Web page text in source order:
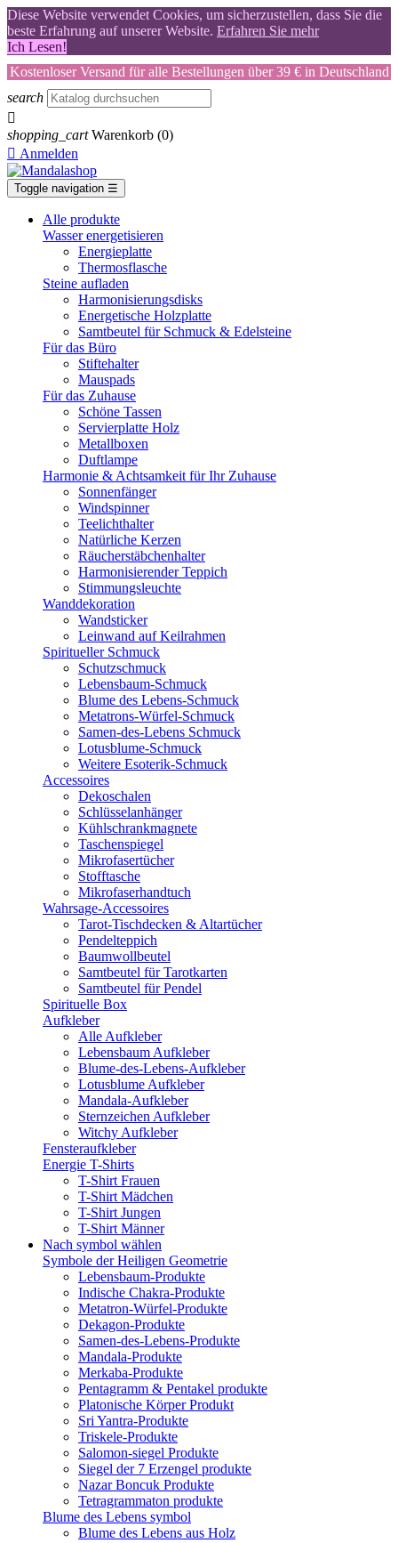
Diese Website verwendet Cookies, um sicherzustellen, dass Sie die
beste Erfahrung auf unserer Website. Erfahren Sie mehr
Ich Lesen!
Kostenloser Versand für alle Bestellungen über 39 € in Deutschland
search

shopping_cart Warenkorb (0)
 Anmelden
Toggle navigation ☰
Alle produkte
Wasser energetisieren
Energieplatte​
Thermosflasche
Steine aufladen
Harmonisierungsdisks
Energetische Holzplatte
Samtbeutel für Schmuck & Edelsteine
Für das Büro
Stiftehalter
Mauspads
Für das Zuhause
Schöne Tassen
Servierplatte Holz
Metallboxen
Duftlampe
Harmonie & Achtsamkeit für Ihr Zuhause
Sonnenfänger
Windspinner
Teelichthalter
Natürliche Kerzen
Räucherstäbchenhalter
Harmonisierender Teppich
Stimmungsleuchte
Wanddekoration
Wandsticker
Leinwand auf Keilrahmen
Spiritueller Schmuck
Schutzschmuck
Lebensbaum-Schmuck
Blume des Lebens-Schmuck
Metatrons-Würfel-Schmuck
Samen-des-Lebens Schmuck
Lotusblume-Schmuck
Weitere Esoterik-Schmuck
Accessoires
Dekoschalen
Schlüsselanhänger
Kühlschrankmagnete
Taschenspiegel
Mikrofasertücher
Stofftasche
Mikrofaserhandtuch
Wahrsage-Accessoires
Tarot-Tischdecken & Altartücher
Pendelteppich
Baumwollbeutel
Samtbeutel für Tarotkarten
Samtbeutel für Pendel
Spirituelle Box
Aufkleber
Alle Aufkleber
Lebensbaum Aufkleber
Blume-des-Lebens-Aufkleber
Lotusblume Aufkleber
Mandala-Aufkleber
Sternzeichen Aufkleber
Witchy Aufkleber
Fensteraufkleber
Energie T-Shirts
T-Shirt Frauen
T-Shirt Mädchen
T-Shirt Jungen
T-Shirt Männer
Nach symbol wählen
Symbole der Heiligen Geometrie
Lebensbaum-Produkte
Indische Chakra-Produkte
Metatron-Würfel-Produkte
Dekagon-Produkte
Samen-des-Lebens-Produkte
Mandala-Produkte
Merkaba-Produkte
Pentagramm & Pentakel produkte
Platonische Körper Produkt
Sri Yantra-Produkte
Triskele-Produkte
Salomon-siegel Produkte
Siegel der 7 Erzengel produkte
Nazar Boncuk Produkte
Tetragrammaton produkte
Blume des Lebens symbol​
Blume des Lebens aus Holz